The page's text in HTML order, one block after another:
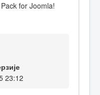
for Joomla!
23:12